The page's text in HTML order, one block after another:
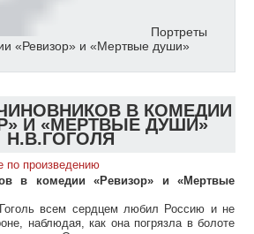
Портреты
«Ревизор» и «Мертвые души»
В КОМЕДИИ
И «МЕРТВЫЕ ДУШИ»
Н.В.ГОГОЛЯ
по произведению
в комедии «Ревизор» и «Мертвые
всем сердцем любил Россию и не
наблюдая, как она погрязла в болоте